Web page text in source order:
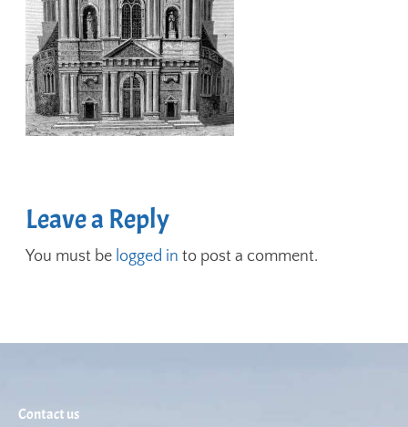
Leave a Reply
You must be logged in to post a comment.
Contact us